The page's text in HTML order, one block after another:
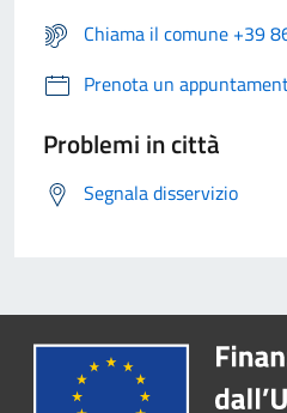
Chiama il comune +39
Prenota un
Problemi in città
Segnala disservizio